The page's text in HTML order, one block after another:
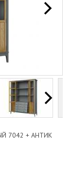
7042 + АНТИК